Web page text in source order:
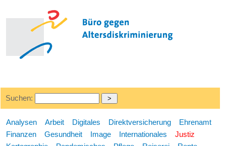
Suchen:
Analysen Arbeit Digitales Direktversicherung
Ehrenamt
Finanzen
Gesundheit Image Internationales
Justiz